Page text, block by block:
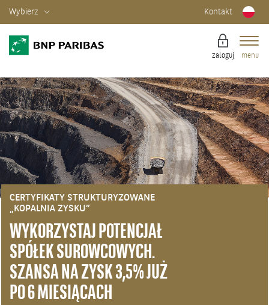
Wybierz Kontakt
zaloguj menu
CERTYFIKATY STRUKTURYZOWANE
„KOPALNIA ZYSKU”
WYKORZYSTAJ POTENCJAŁ
SPÓŁEK SUROWCOWYCH.
SZANSA NA ZYSK 3,5% JUŻ
PO 6 MIESIĄCACH